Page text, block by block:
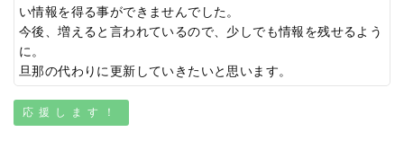
い情報を得る事ができませんでした。
今後、増えると言われているので、少しでも情報を残せるよう
に。
旦那の代わりに更新していきたいと思います。
応援します！